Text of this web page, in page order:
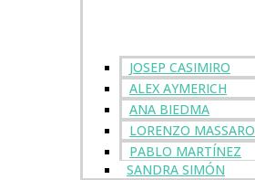
JOSEP CASIMIRO
ALEX AYMERICH
ANA BIEDMA
LORENZO MASSARO
PABLO MARTÍNEZ
SANDRA SIMÓN